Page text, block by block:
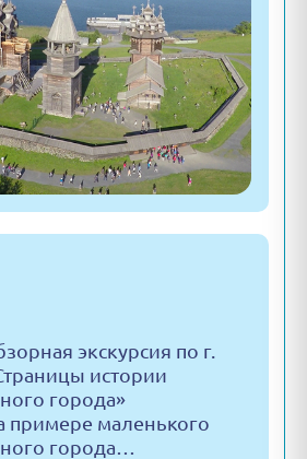
экскурсия по г.
истории
города»
примере маленького
города…